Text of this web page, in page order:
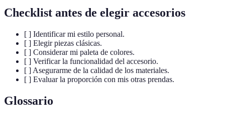
Checklist antes de elegir accesorios
[ ] Identificar mi estilo personal.
[ ] Elegir piezas clásicas.
[ ] Considerar mi paleta de colores.
[ ] Verificar la funcionalidad del accesorio.
[ ] Asegurarme de la calidad de los materiales.
[ ] Evaluar la proporción con mis otras prendas.
Glossario